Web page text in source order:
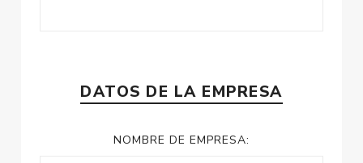
DATOS DE LA EMPRESA
NOMBRE DE EMPRESA: